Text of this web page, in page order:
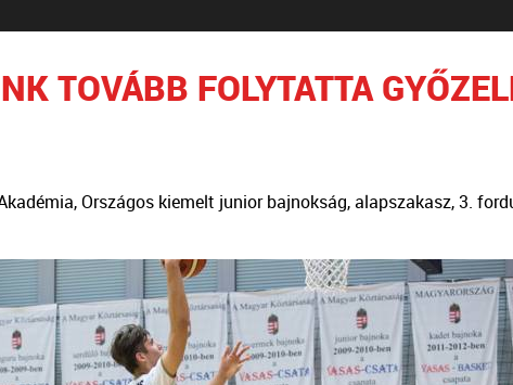
TOVÁBB FOLYTATTA
Országos kiemelt junior bajnokság, alapszakasz, 3.